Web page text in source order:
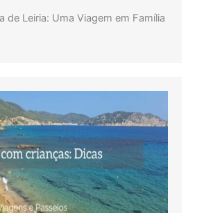
de Leiria: Uma Viagem em Família